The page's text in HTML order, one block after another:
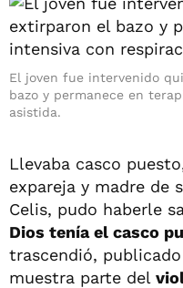
El joven fue intervenido
bazo y permanece en
asistida.
Llevaba casco
expareja y madre de
Celis, pudo haberle
Dios tenía el casco
trascendió,
muestra parte del